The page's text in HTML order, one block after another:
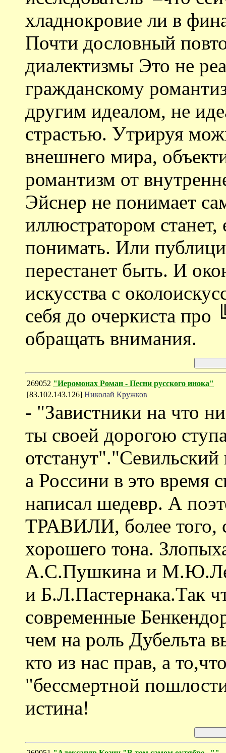
хладнокровие ли в
Почти дословный
диалектизмы Это не
гражданскому
другим идеалом, не
страстью. Утрируя
внешнего мира,
романтизм от
Эйснер не понимает
иллюстратором станет,
понимать. Или
перестанет быть. И
искусства с
себя до очеркиста
обращать внимания.
269052 "Иеромонах Роман - Песни русского инока"
[83.102.143.126] Николай Кружков
- "Завистники на что
ты своей дорогою
а Россини в это время
написал шедевр. А
ТРАВИЛИ, более того,
хорошего тона.
А.С.Пушкина и
и Б.Л.Пастернака.Так
современные
чем на роль Дубельта
кто из нас прав, а
"бессмертной
истина!